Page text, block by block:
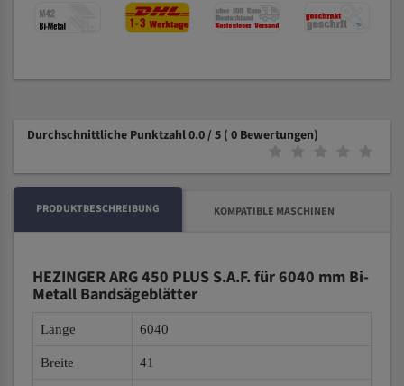
Durchschnittliche Punktzahl 0.0 / 5 ( 0 Bewertungen)
PRODUKTBESCHREIBUNG KOMPATIBLE MASCHINEN
HEZINGER ARG 450 PLUS S.A.F. für 6040 mm Bi-
Metall Bandsägeblätter
Länge 6040
Breite 41